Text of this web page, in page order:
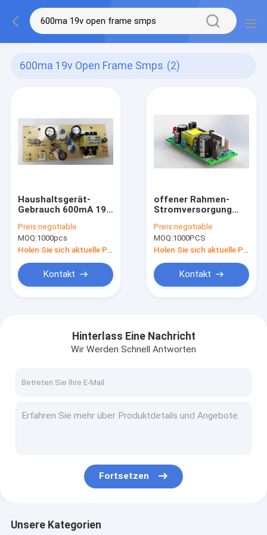
600ma 19v Open Frame Smps (2)
Haushaltsgerät-
Gebrauch 600mA 19V
Stromversorgungs-
offener Rahmen
Soem-Entwurf
Preis:negotiable
MOQ:1000pcs
Kontakt
offener Rahmen-
Stromversorgung
SMPS für Smart
Home-Gerät schaltet
Preis:negotiable
MOQ:1000PCS
Kontakt
Hinterlass Eine Nachricht
Wir Werden Schnell Antworten
Fortsetzen
Unsere Kategorien